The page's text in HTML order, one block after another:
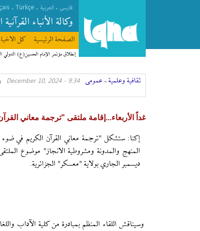
فارسی . العربیة .
Türkçe
.
وکالة الأنباء القرآنیة
الصفحة الرئیسیة كل
إنطلاق مؤتمر الإمام الحسين(ع)
ثقافیة وعلمیة » عمومی 9:34 - December 10, 2024
غداً الأربعاء...إقامة‌ ملتقى "ترجمة معاني
إکنا: ستشكل "ترجمة معاني القرآن الكريم في
ديسمبر الجاري بولاية "معسكر" الجزائرية.
وسيناقش اللقاء المنظم بمبادرة من كلية الآداب